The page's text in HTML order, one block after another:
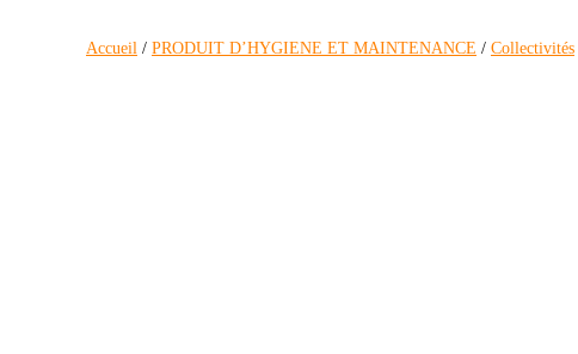
Accueil / PRODUIT D’HYGIENE ET MAINTENANCE / Collectivités